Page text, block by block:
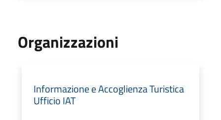
Organizzazioni
Informazione e Accoglienza Turistica
Ufficio IAT